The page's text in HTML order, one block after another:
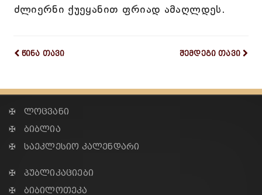
ძლიერნი ქუეყანით ფრიად ამაღლდეს.
წინა თავი შემდეგი თავი
✠ ლოცვანი
✠ ბიბლია
✠ საეკლესიო კალენდარი
✠ პუბლიკაციები
✠ ბიბილოთეკა